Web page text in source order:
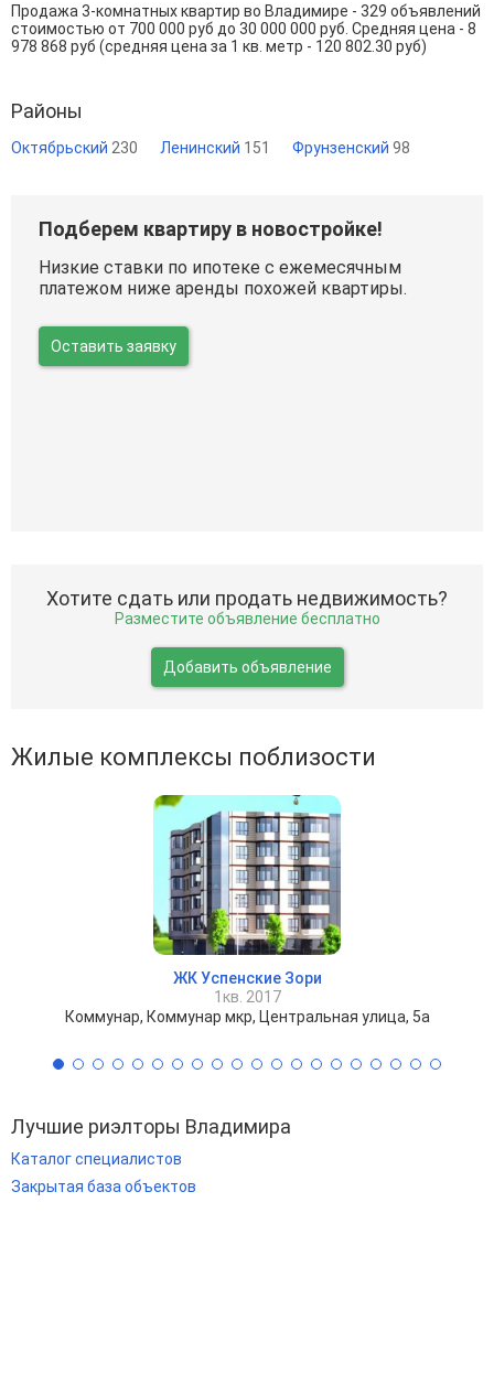
Продажа 3-комнатных квартир во Владимире - 329 объявлений
стоимостью от 700 000 руб до 30 000 000 руб. Средняя цена - 8
978 868 руб (средняя цена за 1 кв. метр - 120 802.30 руб)
Районы
Октябрьский 230 Ленинский 151 Фрунзенский 98
Подберем квартиру в новостройке!
Низкие ставки по ипотеке с ежемесячным
платежом ниже аренды похожей квартиры.
Оставить заявку
Хотите сдать или продать недвижимость?
Разместите объявление бесплатно
Добавить объявление
Жилые комплексы поблизости
ЖК Успенские Зори
1кв. 2017
Коммунар, Коммунар мкр, Центральная улица, 5а
Лучшие риэлторы Владимира
Каталог специалистов
Закрытая база объектов